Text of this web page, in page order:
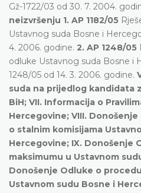
Gž-1722/03 od 30. 7. 2004.
neizvršenju 1. AP 1182/05
Ustavnog suda Bosne i
4. 2006. godine. 2. AP 1248/05
odluke Ustavnog suda Bosne i
1248/05 od 14. 3. 2006. godine.
suda na prijedlog kandidata
BiH; VII. Informacija o
Hercegovine; VIII.
o stalnim komisijama
Hercegovine; IX. Donošenje
maksimumu u Ustavnom
Donošenje Odluke o
Ustavnom sudu Bosne i